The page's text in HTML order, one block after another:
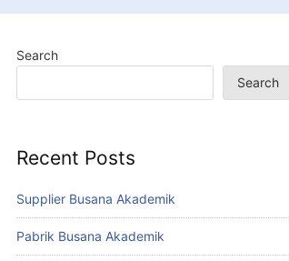
Search
Search
Recent Posts
Supplier Busana Akademik
Pabrik Busana Akademik